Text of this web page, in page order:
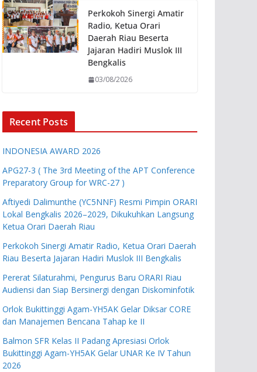
Perkokoh Sinergi Amatir
Radio, Ketua Orari
Daerah Riau Beserta
Jajaran Hadiri Muslok III
Bengkalis
03/08/2026
Recent Posts
INDONESIA AWARD 2026
APG27-3 ( The 3rd Meeting of the APT Conference
Preparatory Group for WRC-27 )
Aftiyedi Dalimunthe (YC5NNF) Resmi Pimpin ORARI
Lokal Bengkalis 2026–2029, Dikukuhkan Langsung
Ketua Orari Daerah Riau
Perkokoh Sinergi Amatir Radio, Ketua Orari Daerah
Riau Beserta Jajaran Hadiri Muslok III Bengkalis
Pererat Silaturahmi, Pengurus Baru ORARI Riau
Audiensi dan Siap Bersinergi dengan Diskominfotik
Orlok Bukittinggi Agam-YH5AK Gelar Diksar CORE
dan Manajemen Bencana Tahap ke II
Balmon SFR Kelas II Padang Apresiasi Orlok
Bukittinggi Agam-YH5AK Gelar UNAR Ke IV Tahun
2026